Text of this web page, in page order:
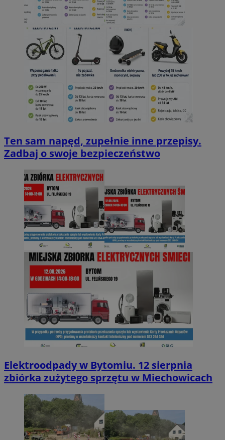
Ten sam napęd, zupełnie inne przepisy.
Zadbaj o swoje bezpieczeństwo
Elektroodpady w Bytomiu. 12 sierpnia
zbiórka zużytego sprzętu w Miechowicach